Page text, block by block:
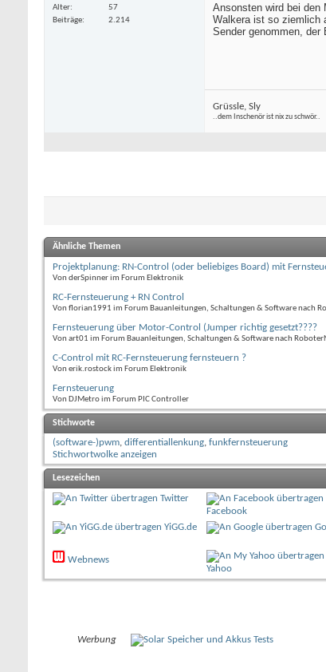
Alter
57
Beiträge
2.214
Ansonsten wird bei den
Walkera ist so ziemlich
Sender genommen, der
Grüssle, Sly
..dem Inschenör ist nix zu schwör..
Ähnliche Themen
Projektplanung: RN-Control (oder beliebiges Board) mit
Von derSpinner im Forum Elektronik
RC-Fernsteuerung + RN Control
Von florian1991 im Forum Bauanleitungen, Schaltungen & Software nach
Fernsteuerung über Motor-Control (Jumper richtig gesetzt????
Von art01 im Forum Bauanleitungen, Schaltungen & Software nach
C-Control mit RC-Fernsteuerung fernsteuern ?
Von erik.rostock im Forum Elektronik
Fernsteuerung
Von DJMetro im Forum PIC Controller
Stichworte
(software-)pwm, differentiallenkung, funkfernsteuerung
Stichwortwolke anzeigen
Lesezeichen
Twitter
Facebook
YiGG.de
Webnews
Yahoo
Werbung